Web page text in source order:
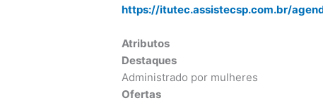
https://itutec.assistecsp.com.br/
Atributos
Destaques
Administrado por mulheres
Ofertas